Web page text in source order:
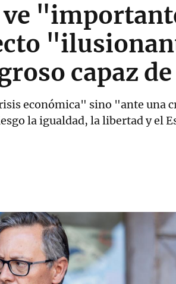
capaz
económica" sino "ante una
la igualdad, la libertad y el